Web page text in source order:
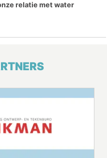
relatie met water